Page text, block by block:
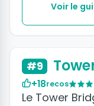
Voir le
#9
+18recos
Le Tower